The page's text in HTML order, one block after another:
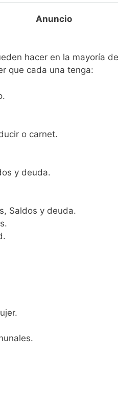
hacer en la mayoría
que cada una tenga:
o carnet.
y deuda.
Saldos y deuda.